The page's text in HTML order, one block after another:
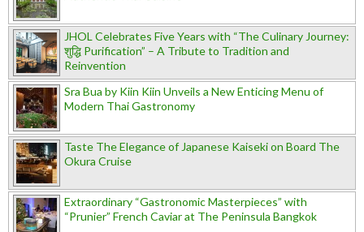
JHOL Celebrates Five Years with “The Culinary Journey:
शुद्धि Purification” – A Tribute to Tradition and
Reinvention
Sra Bua by Kiin Kiin Unveils a New Enticing Menu of
Modern Thai Gastronomy
Taste The Elegance of Japanese Kaiseki on Board The
Okura Cruise
Extraordinary “Gastronomic Masterpieces” with
“Prunier” French Caviar at The Peninsula Bangkok